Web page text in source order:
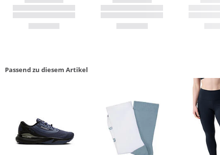
Passend zu diesem Artikel